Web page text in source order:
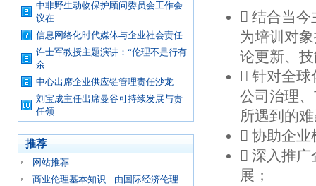
中非野生动物保护顾问委员会工作会
议在
信息网络化时代媒体与企业社会责任
许士军教授主题演讲：“伦理不是行有
余
中心出席企业供应链管理责任沙龙
刘宝成主任出席曼谷可持续发展与责
任领
推荐
网站推荐
商业伦理基本知识---由国际经济伦理
 结合当
为培训对
论更新、
 针对全
公司治理
所遇到的
 协助企
 深入推
展；